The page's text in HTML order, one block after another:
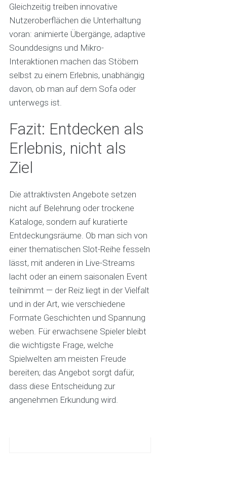
Gleichzeitig treiben innovative
Nutzeroberflächen die Unterhaltung
voran: animierte Übergänge, adaptive
Sounddesigns und Mikro-
Interaktionen machen das Stöbern
selbst zu einem Erlebnis, unabhängig
davon, ob man auf dem Sofa oder
unterwegs ist.
Fazit: Entdecken als
Erlebnis, nicht als
Ziel
Die attraktivsten Angebote setzen
nicht auf Belehrung oder trockene
Kataloge, sondern auf kuratierte
Entdeckungsräume. Ob man sich von
einer thematischen Slot-Reihe fesseln
lässt, mit anderen in Live-Streams
lacht oder an einem saisonalen Event
teilnimmt — der Reiz liegt in der Vielfalt
und in der Art, wie verschiedene
Formate Geschichten und Spannung
weben. Für erwachsene Spieler bleibt
die wichtigste Frage, welche
Spielwelten am meisten Freude
bereiten; das Angebot sorgt dafür,
dass diese Entscheidung zur
angenehmen Erkundung wird.